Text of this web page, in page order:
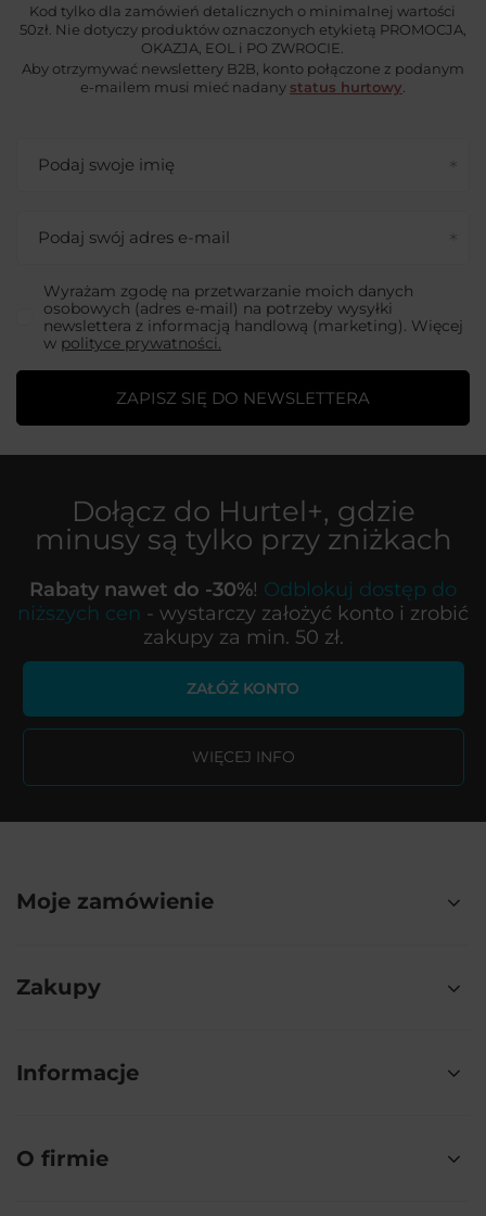
Kod tylko dla zamówień detalicznych o minimalnej wartości
50zł. Nie dotyczy produktów oznaczonych etykietą PROMOCJA,
OKAZJA, EOL i PO ZWROCIE.
Aby otrzymywać newslettery B2B, konto połączone z podanym
e-mailem musi mieć nadany status hurtowy
Podaj swoje imię
Podaj swój adres e-mail
Wyrażam zgodę na przetwarzanie moich danych
osobowych (adres e-mail) na potrzeby wysyłki
newslettera z informacją handlową (marketing). Więcej
w polityce prywatności.
ZAPISZ SIĘ DO NEWSLETTERA
Dołącz do Hurtel+, gdzie
minusy są tylko przy zniżkach
Rabaty nawet do -30%! Odblokuj dostęp do
niższych cen - wystarczy założyć konto i zrobić
zakupy za min. 50 zł.
ZAŁÓŻ KONTO
WIĘCEJ INFO
Moje zamówienie
Zakupy
Informacje
O firmie